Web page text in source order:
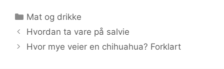
Kategorier
Mat og drikke
Hvordan ta vare på salvie
Hvor mye veier en chihuahua? Forklart